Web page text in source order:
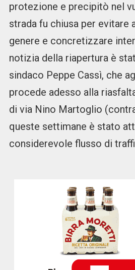
protezione e precipitò nel
strada fu chiusa per evitare
genere e concretizzare
notizia della riapertura è
sindaco Peppe Cassì, che
procede adesso alla
di via Nino Martoglio
queste settimane è stato
considerevole flusso di